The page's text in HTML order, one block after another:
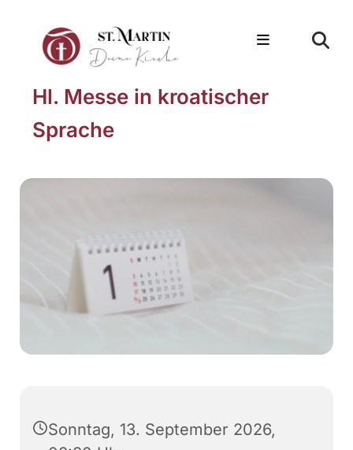
Hl. Messe in kroatischer
Sprache
Sonntag, 13. September 2026,